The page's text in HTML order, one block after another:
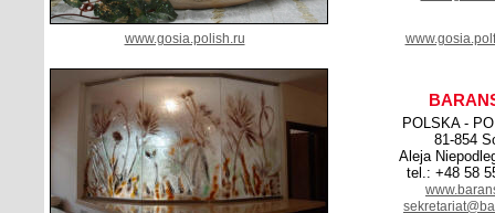
www.gosia.polish.ru
POLSKA -
81-854
Aleja
tel.: +48 58